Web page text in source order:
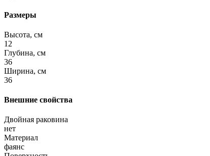
Размеры
Высота, см
12
Глубина, см
36
Ширина, см
36
Внешние свойства
Двойная раковина
нет
Материал
фаянс